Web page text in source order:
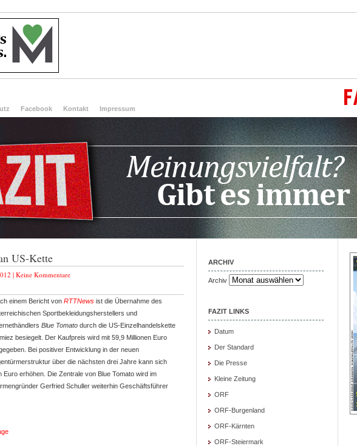
Facebook Kontakt Impressum
US-Kette
|Keine Kommentare
einem Bericht von RTTNews ist die Übernahme des
Sportbekleidungsherstellers und
Blue Tomato durch die US-Einzelhandelskette
besiegelt. Der Kaufpreis wird mit 59,9 Millionen Euro
Bei positiver Entwicklung in der neuen
über die nächsten drei Jahre kann sich
Euro erhöhen. Die Zentrale von Blue Tomato wird im
Gerfried Schuller weiterhin Geschäftsführer
ARCHIV
Archiv
FAZIT LINKS
Datum
Der Standard
Die Presse
Kleine Zeitung
ORF
ORF-Burgenland
ORF-Kärnten
ORF-Steiermark